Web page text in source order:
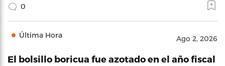
0
Última Hora Ago 2, 2026
El bolsillo boricua fue azotado en el año fiscal